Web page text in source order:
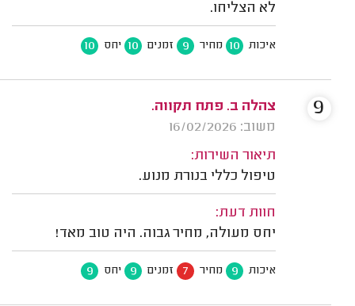
לא הצליחו.
איכות 10 מחיר 9 זמנים 10 יחס 10
צהלה ב. פתח תקווה.
משוב: 16/02/2026
תיאור השירות:
טיפול כללי בנורת מנוע.
חוות דעת:
יחס מעולה, מחיר גבוה. היה טוב מאד!
איכות 9 מחיר 7 זמנים 9 יחס 9
9